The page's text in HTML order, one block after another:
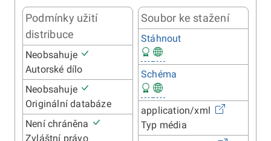
Podmínky užití
distribuce
Neobsahuje
Autorské dílo
Neobsahuje
Originální databáze
Není chráněna
Zvláštní právo
Soubor ke stažení
Stáhnout
Schéma
application/xml
Typ média